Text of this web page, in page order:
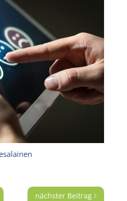
nächster Beitrag